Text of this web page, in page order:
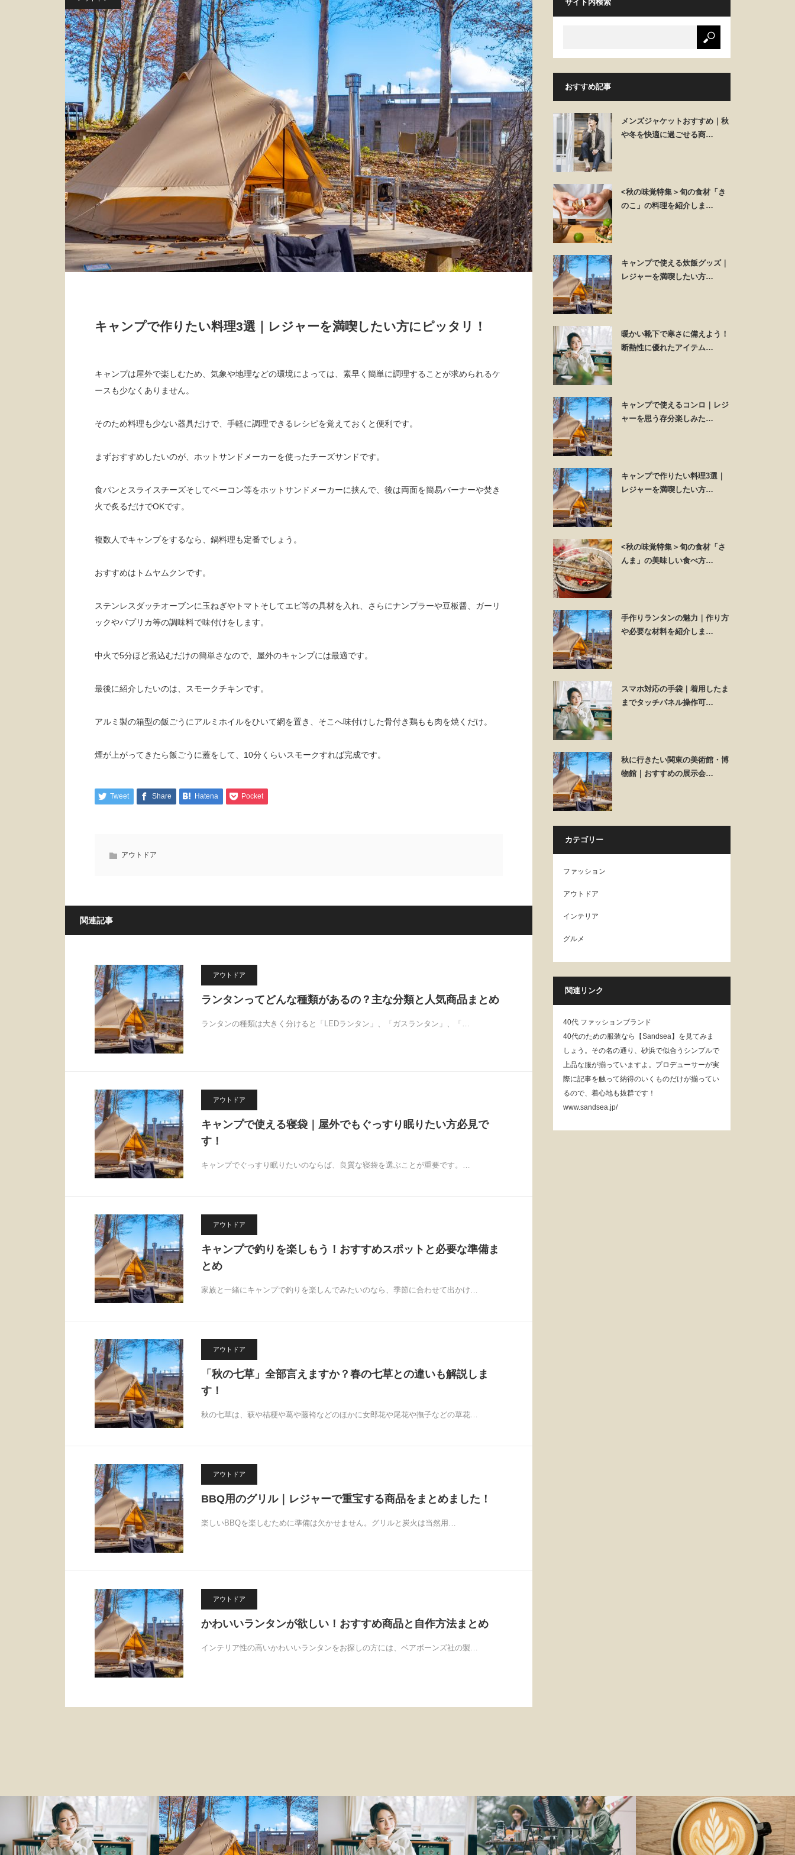
キャンプで作りたい料理3選｜レジャーを満喫したい方にピッタリ！
キャンプは屋外で楽しむため、気象や地理などの環境によっては、素早く簡単に調理することが求められるケ
ースも少なくありません。
そのため料理も少ない器具だけで、手軽に調理できるレシピを覚えておくと便利です。
まずおすすめしたいのが、ホットサンドメーカーを使ったチーズサンドです。
食パンとスライスチーズそしてベーコン等をホットサンドメーカーに挟んで、後は両面を簡易バーナーや焚き
火で炙るだけでOKです。
複数人でキャンプをするなら、鍋料理も定番でしょう。
おすすめはトムヤムクンです。
ステンレスダッチオーブンに玉ねぎやトマトそしてエビ等の具材を入れ、さらにナンプラーや豆板醤、ガーリ
ックやパプリカ等の調味料で味付けをします。
中火で5分ほど煮込むだけの簡単さなので、屋外のキャンプには最適です。
最後に紹介したいのは、スモークチキンです。
アルミ製の箱型の飯ごうにアルミホイルをひいて網を置き、そこへ味付けした骨付き鶏もも肉を焼くだけ。
煙が上がってきたら飯ごうに蓋をして、10分くらいスモークすれば完成です。
Tweet Share Hatena Pocket
アウトドア
関連記事
アウトドア
ランタンってどんな種類があるの？主な分類と人気商品まとめ
ランタンの種類は大きく分けると「LEDランタン」、「ガスランタン」、「…
アウトドア
キャンプで使える寝袋｜屋外でもぐっすり眠りたい方必見で
す！
キャンプでぐっすり眠りたいのならば、良質な寝袋を選ぶことが重要です。…
アウトドア
キャンプで釣りを楽しもう！おすすめスポットと必要な準備ま
とめ
家族と一緒にキャンプで釣りを楽しんでみたいのなら、季節に合わせて出かけ…
アウトドア
「秋の七草」全部言えますか？春の七草との違いも解説しま
す！
秋の七草は、萩や桔梗や葛や藤袴などのほかに女郎花や尾花や撫子などの草花…
アウトドア
BBQ用のグリル｜レジャーで重宝する商品をまとめました！
楽しいBBQを楽しむために準備は欠かせません。グリルと炭火は当然用…
アウトドア
かわいいランタンが欲しい！おすすめ商品と自作方法まとめ
インテリア性の高いかわいいランタンをお探しの方には、ベアボーンズ社の製…
サイト内検索
おすすめ記事
メンズジャケットおすすめ｜秋
や冬を快適に過ごせる商…
<秋の味覚特集＞旬の食材「き
のこ」の料理を紹介しま…
キャンプで使える炊飯グッズ｜
レジャーを満喫したい方…
暖かい靴下で寒さに備えよう！
断熱性に優れたアイテム…
キャンプで使えるコンロ｜レジ
ャーを思う存分楽しみた…
キャンプで作りたい料理3選｜
レジャーを満喫したい方…
<秋の味覚特集＞旬の食材「さ
んま」の美味しい食べ方…
手作りランタンの魅力｜作り方
や必要な材料を紹介しま…
スマホ対応の手袋｜着用したま
までタッチパネル操作可…
秋に行きたい関東の美術館・博
物館｜おすすめの展示会…
カテゴリー
ファッション
アウトドア
インテリア
グルメ
関連リンク
40代 ファッションブランド
40代のための服装なら【Sandsea】を見てみま
しょう。その名の通り、砂浜で似合うシンプルで
上品な服が揃っていますよ。プロデューサーが実
際に記事を触って納得のいくものだけが揃ってい
るので、着心地も抜群です！
www.sandsea.jp/